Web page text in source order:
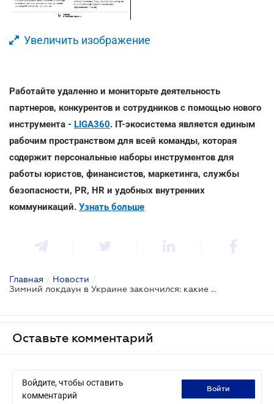
Увеличить изображение
Работайте удаленно и мониторьте деятельность
партнеров, конкурентов и сотрудников с помощью нового
инструмента - LIGA360. IT-экосистема является единым
рабочим пространством для всей команды, которая
содержит персональные наборы инструментов для
работы юристов, финансистов, маркетинга, службы
безопасности, PR, HR и удобных внутренних
коммуникаций. Узнать больше
Главная / Новости /
Зимний локдаун в Украине закончился: какие ограничения действуют с 25 января
Оставьте комментарий
Войдите, чтобы оставить
комментарий
войти